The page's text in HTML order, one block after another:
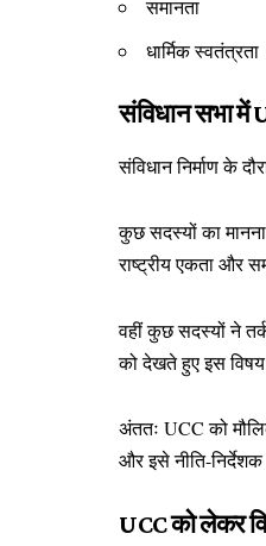
समानता
धार्मिक स्वतंत्रता
संविधान सभा में
संविधान निर्माण के
कुछ सदस्यों का
राष्ट्रीय एकता और
वहीं कुछ सदस्यों ने तर्क
को देखते हुए इस विषय
अंततः UCC को
और इसे नीति-निर्देशक
UCC को लेकर